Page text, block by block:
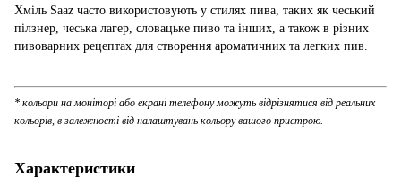
Хміль Saaz часто використовують у стилях пива, таких як чеський
пілзнер, чеська лагер, словацьке пиво та інших, а також в різних
пивоварних рецептах для створення ароматичних та легких пив.
* кольори на моніторі або екрані телефону можуть відрізнятися від реальних
кольорів, в залежності від налаштувань кольору вашого пристрою.
Характеристики